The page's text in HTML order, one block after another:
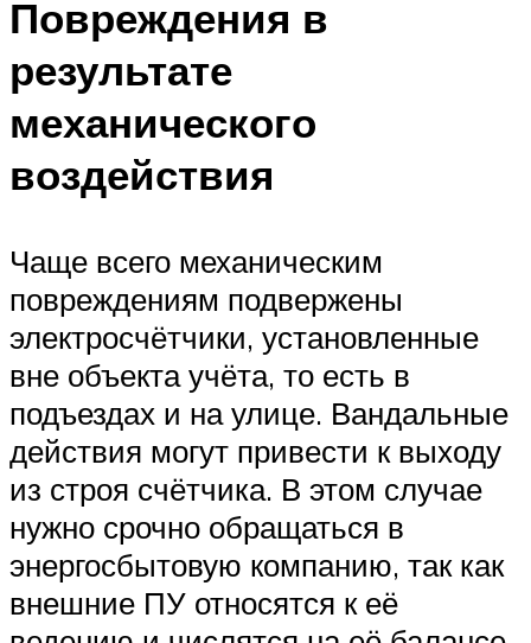
Повреждения в
результате
механического
воздействия
Чаще всего механическим
повреждениям подвержены
электросчётчики, установленные
вне объекта учёта, то есть в
подъездах и на улице. Вандальные
действия могут привести к выходу
из строя счётчика. В этом случае
нужно срочно обращаться в
энергосбытовую компанию, так как
внешние ПУ относятся к её